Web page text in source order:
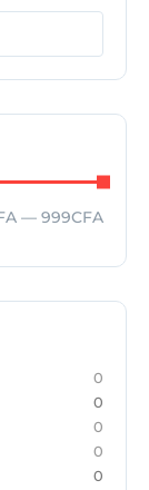
— 999CFA
0
0
0
0
0